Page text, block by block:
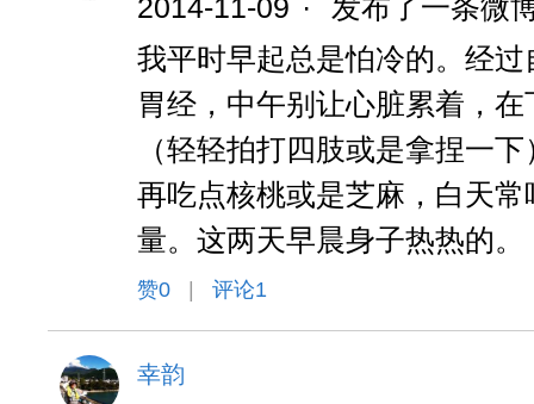
2014-11-09 ·
发布了一条微
我平时早起总是怕冷的。经
胃经，中午别让心脏累着，
（轻轻拍打四肢或是拿捏一
再吃点核桃或是芝麻，白天
量。这两天早晨身子热热的。
赞0 评论1
幸韵